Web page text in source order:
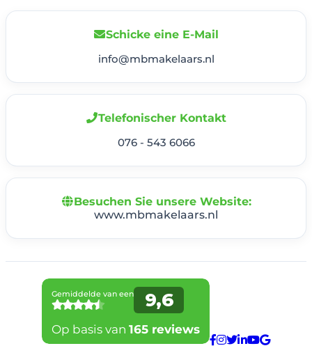
Schicke eine E-Mail
info@mbmakelaars.nl
Telefonischer Kontakt
076 - 543 6066
Besuchen Sie unsere Website:
www.mbmakelaars.nl